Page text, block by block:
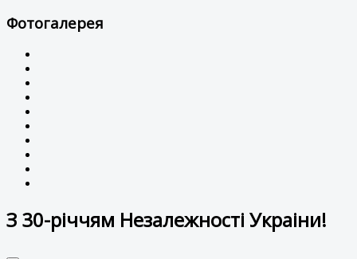
Фотогалерея
З 30-річчям Незалежності Украіни!